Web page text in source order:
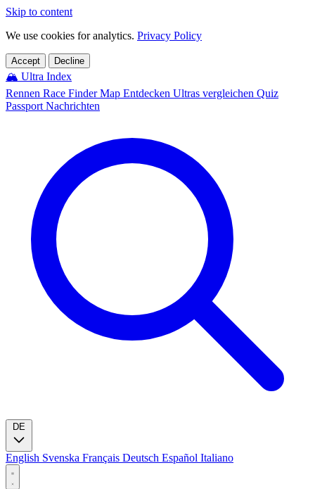
Skip to content
We use cookies for analytics. Privacy Policy
Accept Decline
🏔️ Ultra Index
Rennen Race FinderMap Entdecken Ultras vergleichen Quiz
Passport Nachrichten
English Svenska Français Deutsch Español Italiano